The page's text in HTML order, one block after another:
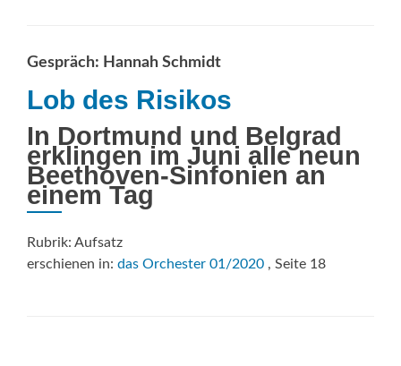
Gespräch: Hannah Schmidt
Lob des Risikos
In Dortmund und Belgrad
erklingen im Juni alle neun
Beethoven-Sinfonien an
einem Tag
Rubrik: Aufsatz
erschienen in: das Orchester 01/2020 , Seite 18